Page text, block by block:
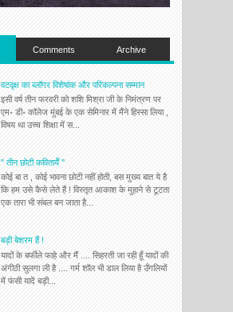
Comments Archive
वटवृक्ष का ब्लॉगर विशेषांक और परिकल्पना सम्मान
इसी वर्ष तीन फरवरी को शशि मिश्रा जी के निमंत्रण पर
एम॰ डी॰ कॉलेज मुंबई के एक सेमिनार में मैंने हिस्सा लिया ,
विषय था उच्च शिक्षा में स...
'' तीन छोटी कवितायेँ ''
कोई बा त , कोई भावना छोटी नहीं होती, बस मुख्य बात ये है
कि हम उसे कैसे लेते हैं ! विस्तृत आकाश के मुहाने से टूटता
एक तारा भी संबल बन जाता है...
बड़ी बेशरम हैं !
यादों के बर्फीले फाहे और मैं .... सिहरती जा रही हूँ यादों की
अंगीठी सुलगा ली है .... गर्म शॉल भी डाल लिया है उँगलियों
में फंसी यादें बड़ी...